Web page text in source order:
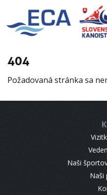
404
Požadovaná stránka sa
Naši
Naši